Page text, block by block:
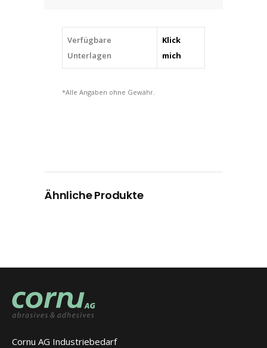
Verfügbare
Unterlagen
Klick
mich
*Alle Angaben ohne Gewähr.
Ähnliche Produkte
Cornu AG Industriebedarf